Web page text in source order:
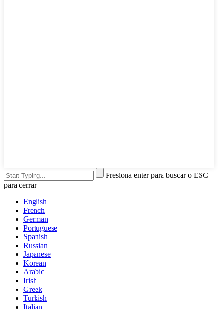
Presiona enter para buscar o ESC
para cerrar
English
French
German
Portuguese
Spanish
Russian
Japanese
Korean
Arabic
Irish
Greek
Turkish
Italian